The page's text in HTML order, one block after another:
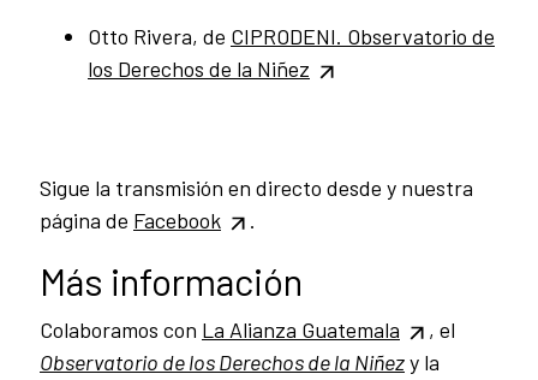
Otto Rivera, de CIPRODENI. Observatorio de
los Derechos de la Niñez
Sigue la transmisión en directo desde y nuestra
página de Facebook .
Más información
Colaboramos con La Alianza Guatemala
, el
Observatorio de los Derechos de la Niñezy la